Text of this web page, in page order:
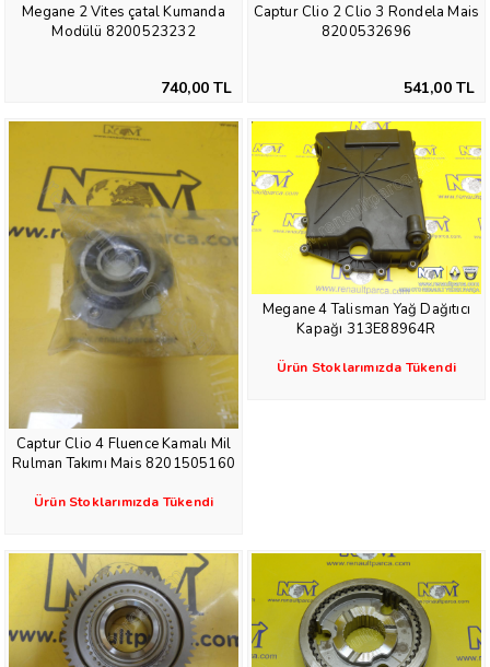
Megane 2 Vites çatal Kumanda
Modülü 8200523232
740,00 TL
Captur Clio 2 Clio 3 Rondela Mais
8200532696
541,00 TL
Captur Clio 4 Fluence Kamalı Mil
Rulman Takımı Mais 8201505160
Ürün Stoklarımızda Tükendi
Megane 4 Talisman Yağ Dağıtıcı
Kapağı 313E88964R
Ürün Stoklarımızda Tükendi